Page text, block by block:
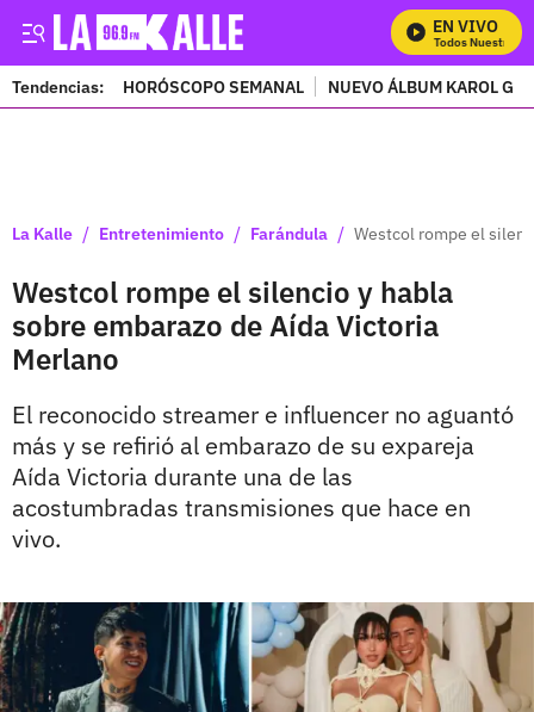
EN VIVO
Mira Todos Nuestros
Tendencias: HORÓSCOPO SEMANAL NUEVO ÁLBUM KAROL G
La Kalle / Entretenimiento / Farándula / Westcol rompe el
Westcol rompe el silencio y habla
sobre embarazo de Aída Victoria
Merlano
El reconocido streamer e influencer no aguantó
más y se refirió al embarazo de su expareja
Aída Victoria durante una de las
acostumbradas transmisiones que hace en
vivo.